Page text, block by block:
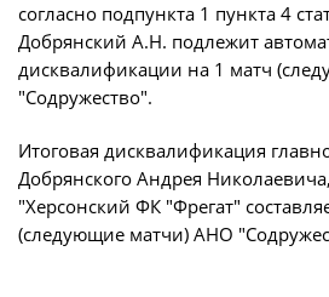
согласно подпункта 1 пункта 4
Добрянский А.Н. подлежит
дисквалификации на 1 матч
"Содружество".
Итоговая дисквалификация
Добрянского Андрея
"Херсонский ФК "Фрегат"
(следующие матчи) АНО